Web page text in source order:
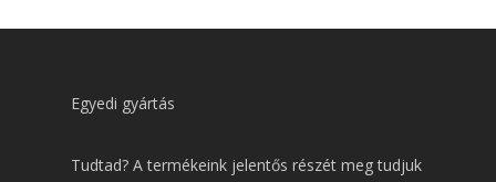
Egyedi gyártás
Tudtad? A termékeink jelentős részét meg tudjuk